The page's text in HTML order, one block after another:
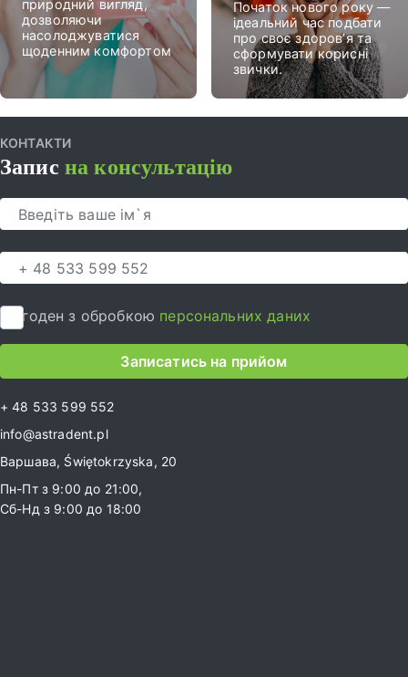
природний вигляд,
дозволяючи
насолоджуватися
щоденним комфортом
Початок нового року —
ідеальний час подбати
про своє здоров’я та
сформувати корисні
звички.
КОНТАКТИ
Запис на консультацію
Я згоден з обробкою персональних даних
Записатись на прийом
+ 48 533 599 552
info@astradent.pl
Варшава, Świętokrzyska, 20
Пн-Пт з 9:00 до 21:00,
Сб-Нд з 9:00 до 18:00